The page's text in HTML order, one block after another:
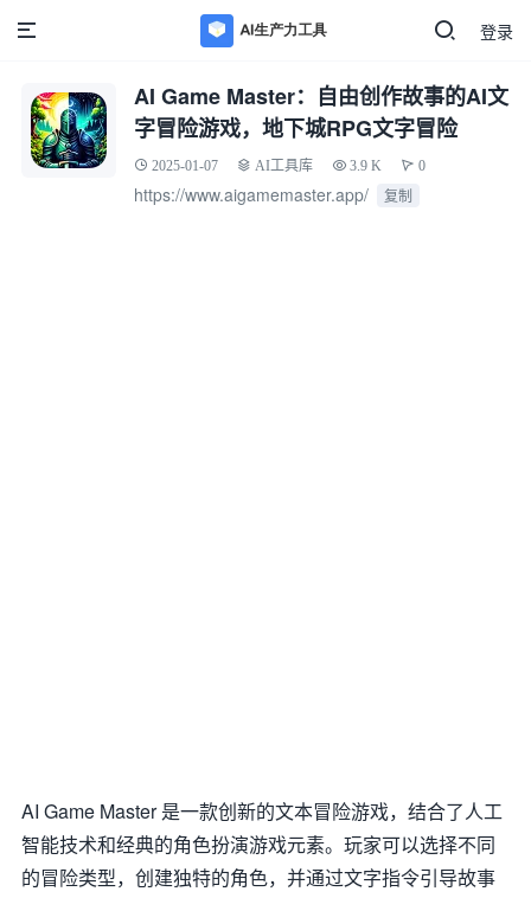
登录
AI Game Master：自由创作故事的AI文
字冒险游戏，地下城RPG文字冒险
2025-01-07 AI工具库 3.9 K 0
https://www.aigamemaster.app/ 复制
AI Game Master 是一款创新的文本冒险游戏，结合了人工
智能技术和经典的角色扮演游戏元素。玩家可以选择不同
的冒险类型，创建独特的角色，并通过文字指令引导故事